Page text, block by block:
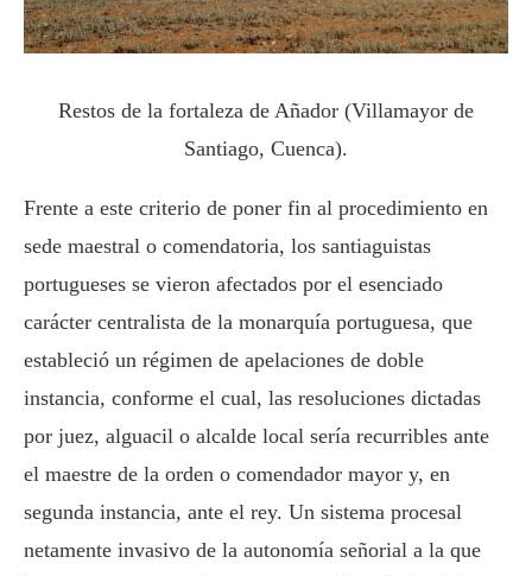
Restos de la fortaleza de Añador (Villamayor de
Santiago, Cuenca).
Frente a este criterio de poner fin al procedimiento en
sede maestral o comendatoria, los santiaguistas
portugueses se vieron afectados por el esenciado
carácter centralista de la monarquía portuguesa, que
estableció un régimen de apelaciones de doble
instancia, conforme el cual, las resoluciones dictadas
por juez, alguacil o alcalde local sería recurribles ante
el maestre de la orden o comendador mayor y, en
segunda instancia, ante el rey. Un sistema procesal
netamente invasivo de la autonomía señorial a la que